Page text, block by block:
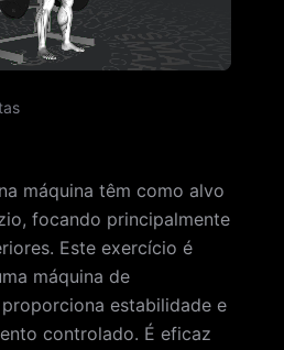
máquina têm como alvo
focando principalmente
Este exercício é
máquina de
estabilidade e
controlado. É eficaz